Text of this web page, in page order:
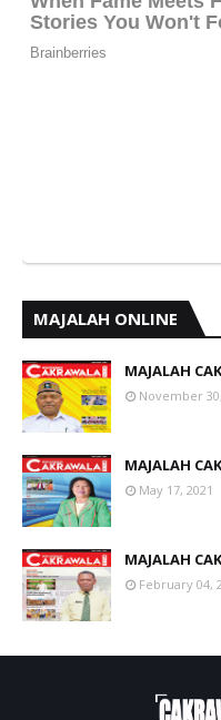
MAJALAH ONLINE
MAJALAH
November
MAJALAH
May 17, 2021
MAJALAH
February 04,